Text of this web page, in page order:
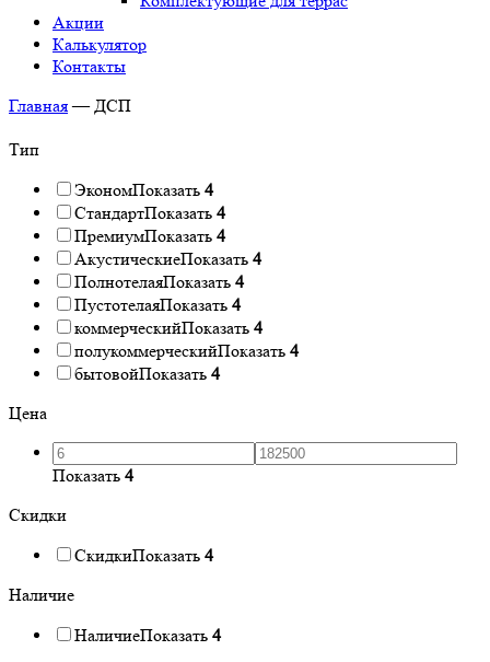
Акции
Калькулятор
Контакты
Главная — ДСП
Тип
ЭкономПоказать 4
СтандартПоказать 4
ПремиумПоказать 4
АкустическиеПоказать 4
ПолнотелаяПоказать 4
ПустотелаяПоказать 4
коммерческийПоказать 4
полукоммерческийПоказать 4
бытовойПоказать 4
Цена
Показать 4
Скидки
СкидкиПоказать 4
Наличие
НаличиеПоказать 4